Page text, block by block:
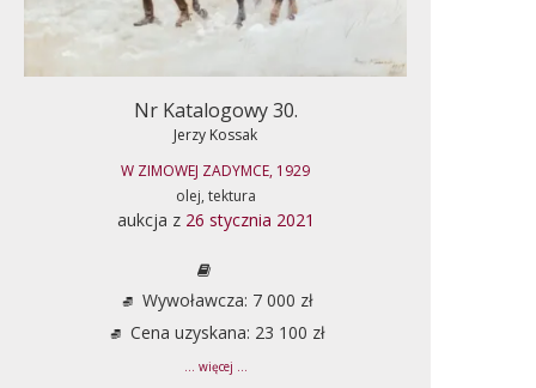
Nr Katalogowy 30.
Jerzy Kossak
W ZIMOWEJ ZADYMCE, 1929
olej, tektura
aukcja z 26 stycznia 2021
Wywoławcza: 7 000 zł
Cena uzyskana: 23 100 zł
... więcej ...